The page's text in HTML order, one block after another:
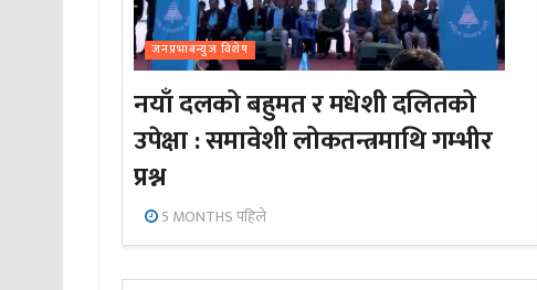
जनप्रभाबन्युज विशेष
नयाँ दलको बहुमत र मधेशी दलितको
उपेक्षा : समावेशी लोकतन्त्रमाथि गम्भीर
प्रश्न
5 MONTHS पहिले